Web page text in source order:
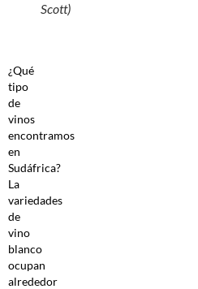
Scott)
¿Qué
tipo
de
vinos
encontramos
en
Sudáfrica?
La
variedades
de
vino
blanco
ocupan
alrededor